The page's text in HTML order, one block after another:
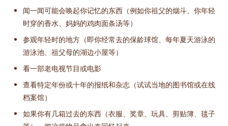
闻一闻可能会唤起你记忆的东西（例如你祖父的烟斗、你年轻
时穿的香水、妈妈的鸡肉面条汤等）
参观年轻时的地方（即你经常去的保龄球馆、每年夏天游泳的
游泳池、祖父母的湖边小屋等）
看一部老电视节目或电影
查看特定年份或十年的报纸和杂志（试试当地的图书馆或在线
档案馆）
如果你有几箱过去的东西（衣服、奖章、玩具、剪贴簿、毯子